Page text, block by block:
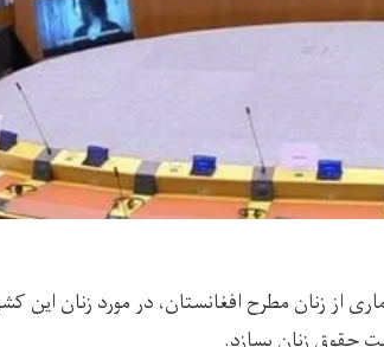
از زنان مطرح افغانستان، در مورد زنان این